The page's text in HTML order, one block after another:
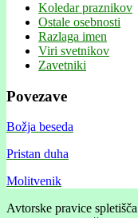
Koledar praznikov
Ostale osebnosti
Razlaga imen
Viri svetnikov
Zavetniki
Povezave
Božja beseda
Pristan duha
Molitvenik
Avtorske pravice